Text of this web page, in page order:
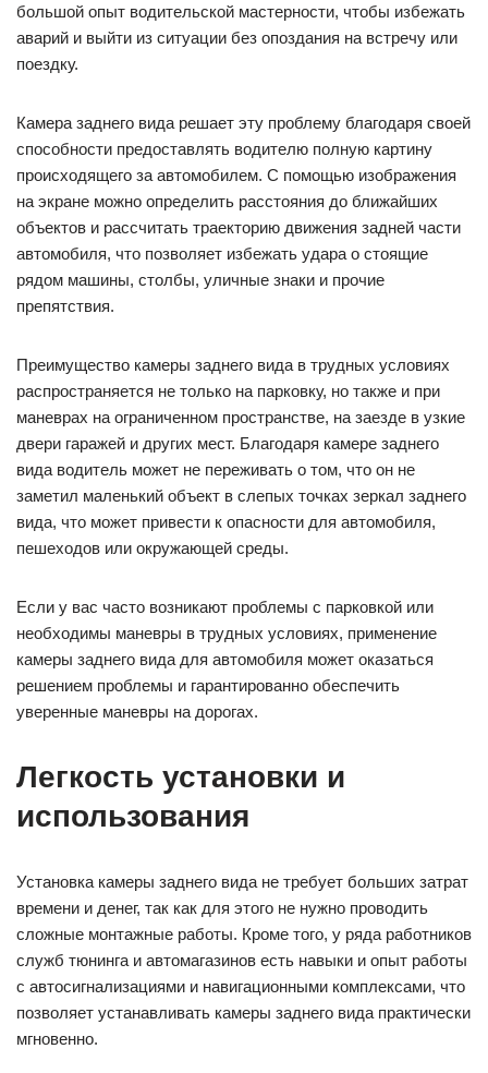
большой опыт водительской мастерности, чтобы избежать
аварий и выйти из ситуации без опоздания на встречу или
поездку.
Камера заднего вида решает эту проблему благодаря своей
способности предоставлять водителю полную картину
происходящего за автомобилем. С помощью изображения
на экране можно определить расстояния до ближайших
объектов и рассчитать траекторию движения задней части
автомобиля, что позволяет избежать удара о стоящие
рядом машины, столбы, уличные знаки и прочие
препятствия.
Преимущество камеры заднего вида в трудных условиях
распространяется не только на парковку, но также и при
маневрах на ограниченном пространстве, на заезде в узкие
двери гаражей и других мест. Благодаря камере заднего
вида водитель может не переживать о том, что он не
заметил маленький объект в слепых точках зеркал заднего
вида, что может привести к опасности для автомобиля,
пешеходов или окружающей среды.
Если у вас часто возникают проблемы с парковкой или
необходимы маневры в трудных условиях, применение
камеры заднего вида для автомобиля может оказаться
решением проблемы и гарантированно обеспечить
уверенные маневры на дорогах.
Легкость установки и
использования
Установка камеры заднего вида не требует больших затрат
времени и денег, так как для этого не нужно проводить
сложные монтажные работы. Кроме того, у ряда работников
служб тюнинга и автомагазинов есть навыки и опыт работы
с автосигнализациями и навигационными комплексами, что
позволяет устанавливать камеры заднего вида практически
мгновенно.